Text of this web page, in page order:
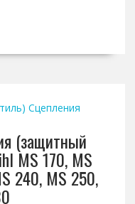
Сцепления
(защитный
MS 170, MS
240, MS 250,